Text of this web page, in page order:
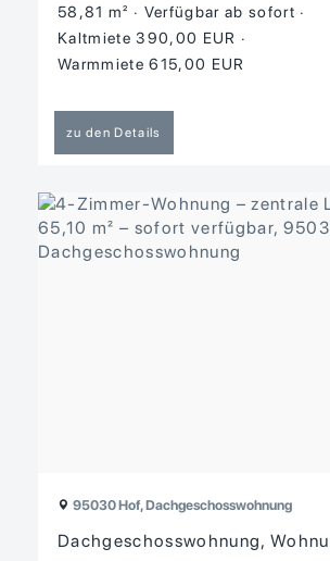
58,81 m²
Verfügbar ab sofort
Kaltmiete 390,00 EUR
Warmmiete 615,00 EUR
zu den Details
95030 Hof, Dachgeschosswohnung
Dachgeschosswohnung,